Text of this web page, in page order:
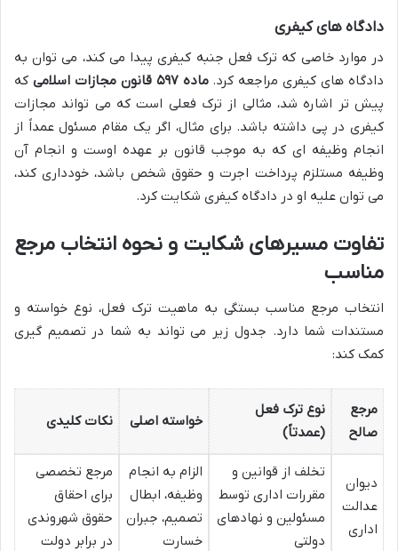
دادگاه های کیفری
در موارد خاصی که ترک فعل جنبه کیفری پیدا می کند، می توان به
دادگاه های کیفری مراجعه کرد.ماده ۵۹۷ قانون مجازات اسلامی
که
پیش تر اشاره شد، مثالی از ترک فعلی است که می تواند مجازات
کیفری در پی داشته باشد. برای مثال، اگر یک مقام مسئول عمداً از
انجام وظیفه ای که به موجب قانون بر عهده اوست و انجام آن
وظیفه مستلزم پرداخت اجرت و حقوق شخص باشد، خودداری کند،
می توان علیه او در دادگاه کیفری شکایت کرد.
تفاوت مسیرهای شکایت و نحوه انتخاب مرجع
مناسب
انتخاب مرجع مناسب بستگی به ماهیت ترک فعل، نوع خواسته و
مستندات شما دارد. جدول زیر می تواند به شما در تصمیم گیری
کمک کند:
مرجع
صالح
نوع ترک فعل
(عمدتاً)
خواسته اصلی نکات کلیدی
دیوان
عدالت
اداری
تخلف از قوانین و
مقررات اداری توسط
مسئولین و نهادهای
دولتی
الزام به انجام
وظیفه، ابطال
تصمیم، جبران
خسارت
مرجع تخصصی
برای احقاق
حقوق شهروندی
در برابر دولت